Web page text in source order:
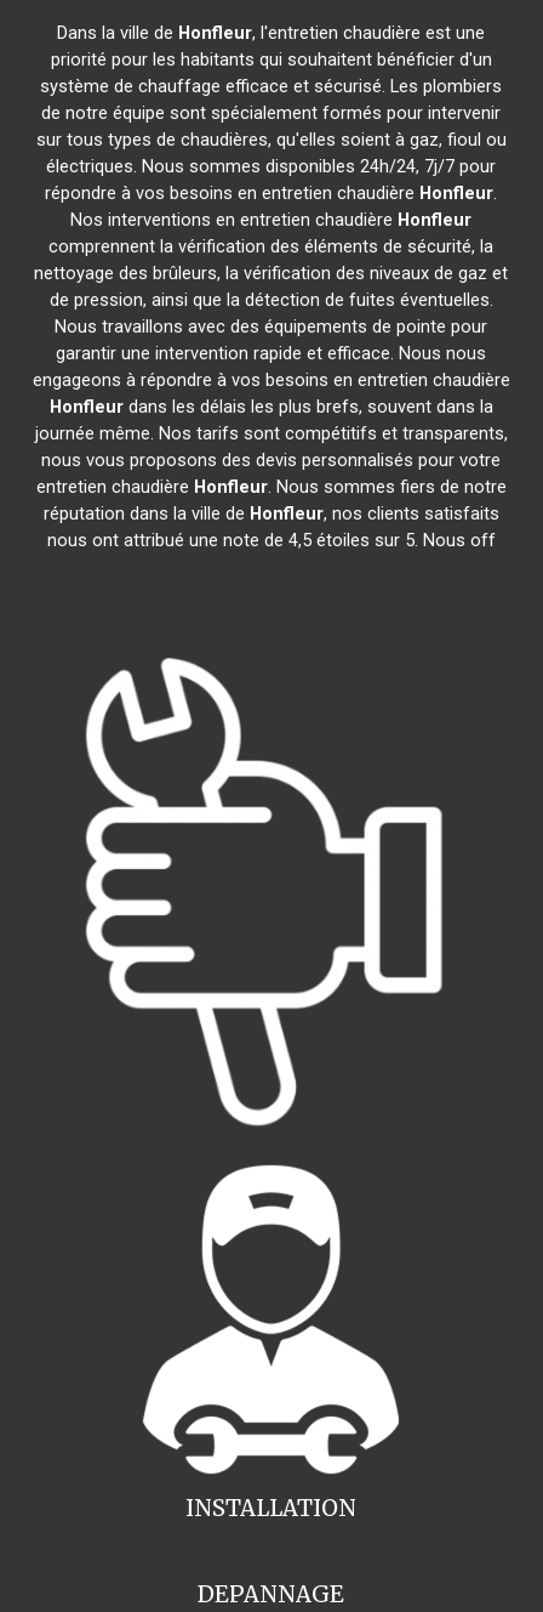
Dans la ville de Honfleur, l'entretien chaudière est une
priorité pour les habitants qui souhaitent bénéficier d'un
système de chauffage efficace et sécurisé. Les plombiers
de notre équipe sont spécialement formés pour intervenir
sur tous types de chaudières, qu'elles soient à gaz, fioul ou
électriques. Nous sommes disponibles 24h/24, 7j/7 pour
répondre à vos besoins en entretien chaudière Honfleur.
Nos interventions en entretien chaudière Honfleur
comprennent la vérification des éléments de sécurité, la
nettoyage des brûleurs, la vérification des niveaux de gaz et
de pression, ainsi que la détection de fuites éventuelles.
Nous travaillons avec des équipements de pointe pour
garantir une intervention rapide et efficace. Nous nous
engageons à répondre à vos besoins en entretien chaudière
Honfleurdans les délais les plus brefs, souvent dans la
journée même. Nos tarifs sont compétitifs et transparents,
nous vous proposons des devis personnalisés pour votre
entretien chaudière Honfleur. Nous sommes fiers de notre
réputation dans la ville de Honfleur, nos clients satisfaits
nous ont attribué une note de 4,5 étoiles sur 5. Nous off
INSTALLATION
DEPANNAGE